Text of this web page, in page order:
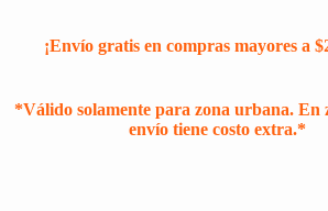
¡Envío gratis en compras mayores a
*Válido solamente para zona urbana. En
envío tiene costo extra.*